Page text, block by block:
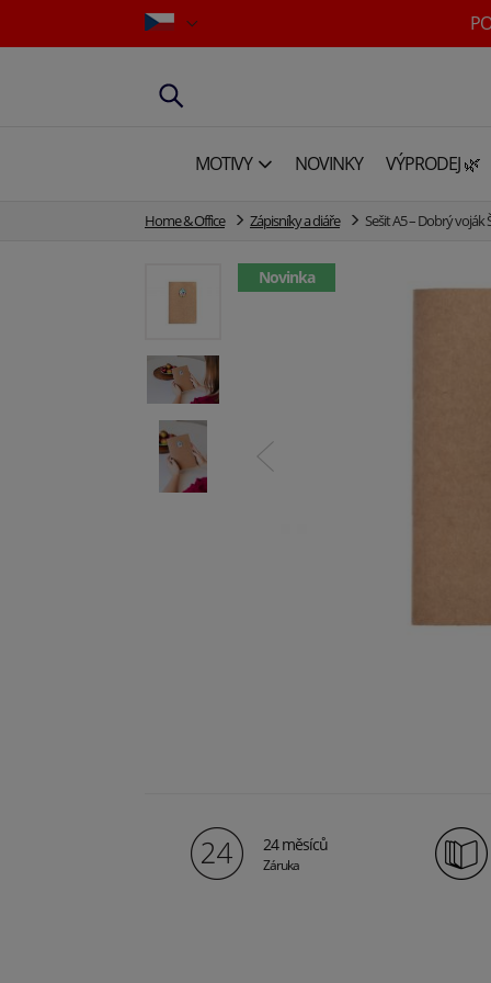
MOTIVY NOVINKY VÝPRODEJ 🌿
Home & Office Zápisníky a diáře Sešit A5 – Dobrý voják
Novinka
24 měsíců
Záruka